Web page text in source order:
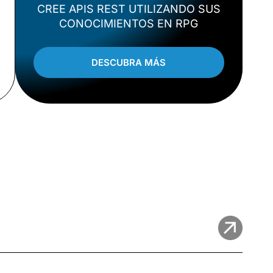
CREE APIS REST UTILIZANDO SUS
CONOCIMIENTOS EN RPG
DESCUBRA MÁS